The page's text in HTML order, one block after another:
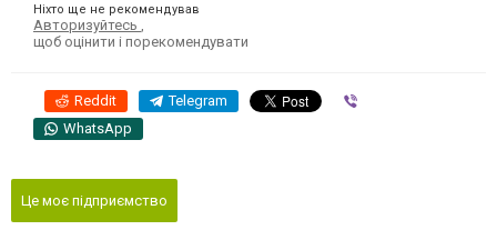
Ніхто ще не рекомендував
Авторизуйтесь
щоб оцінити і порекомендувати
Reddit Telegram
WhatsApp
Це моє підприємство